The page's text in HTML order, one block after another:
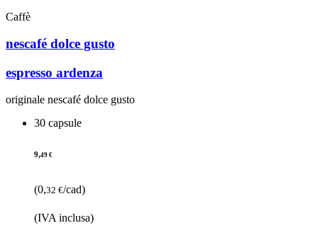
Caffè
nescafé dolce gusto
espresso ardenza
originale nescafé dolce gusto
30 capsule
9,49 €
(0,32 €/cad)
(IVA inclusa)